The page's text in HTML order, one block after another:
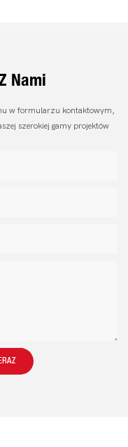
Nami
w formularzu kontaktowym,
szerokiej gamy projektów